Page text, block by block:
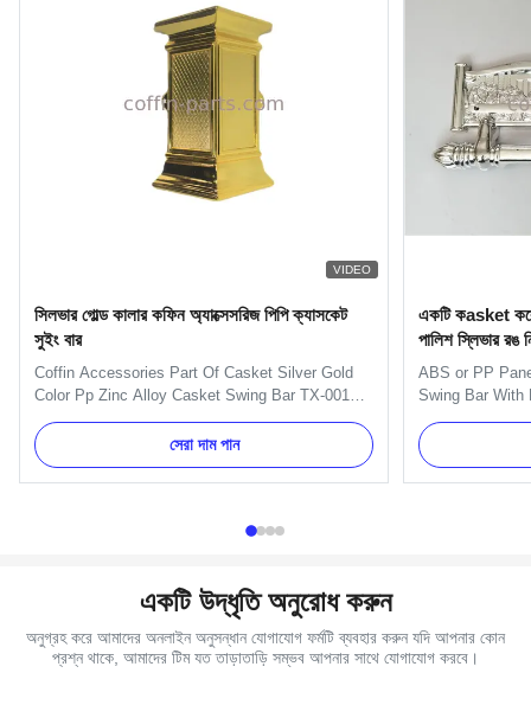
VIDEO
সিলভার গোল্ড কালার কফিন অ্যাক্সেসরিজ পিপি ক্যাসকেট
সুইং বার
Coffin Accessories Part Of Casket Silver Gold
Color Pp Zinc Alloy Casket Swing Bar TX-001
Product Description: Item Name TX-001 Material
Plastic(PP,ABS) Color Gold, silver, copper, as
your order Delivery Time 30 days after the order
confirmed Payment Term TT, L/C MOQ 100sets
সেরা দাম পান
একটি কasket ককেট
পালিশ স্লিভার
ABS or PP
Swing Bar With
One set of
handles ,8pcs
short bars.
Material Plastic
একটি উদ্ধৃতি অনুরোধ করুন
অনুগ্রহ করে আমাদের অনলাইন অনুসন্ধান যোগাযোগ ফর্মটি ব্যবহার করুন যদি আপনার কোন
প্রশ্ন থাকে, আমাদের টিম যত তাড়াতাড়ি সম্ভব আপনার সাথে যোগাযোগ করবে।